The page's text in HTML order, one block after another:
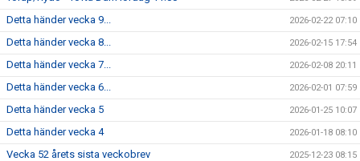
Detta händer vecka 9... 2026-02-22 07:10
Detta händer vecka 8... 2026-02-15 17:54
Detta händer vecka 7... 2026-02-08 20:11
Detta händer vecka 6... 2026-02-01 07:59
Detta händer vecka 5 2026-01-25 10:07
Detta händer vecka 4 2026-01-18 08:10
Vecka 52 årets sista veckobrev 2025-12-23 08:15